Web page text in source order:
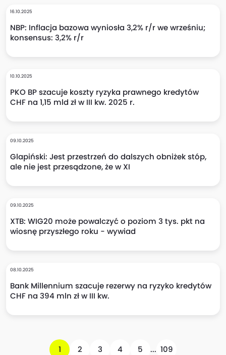
16.10.2025
NBP: Inflacja bazowa wyniosła 3,2% r/r we wrześniu;
konsensus: 3,2% r/r
10.10.2025
PKO BP szacuje koszty ryzyka prawnego kredytów
CHF na 1,15 mld zł w III kw. 2025 r.
09.10.2025
Glapiński: Jest przestrzeń do dalszych obniżek stóp,
ale nie jest przesądzone, że w XI
09.10.2025
XTB: WIG20 może powalczyć o poziom 3 tys. pkt na
wiosnę przyszłego roku - wywiad
08.10.2025
Bank Millennium szacuje rezerwy na ryzyko kredytów
CHF na 394 mln zł w III kw.
1 2 3 4 5 ... 109